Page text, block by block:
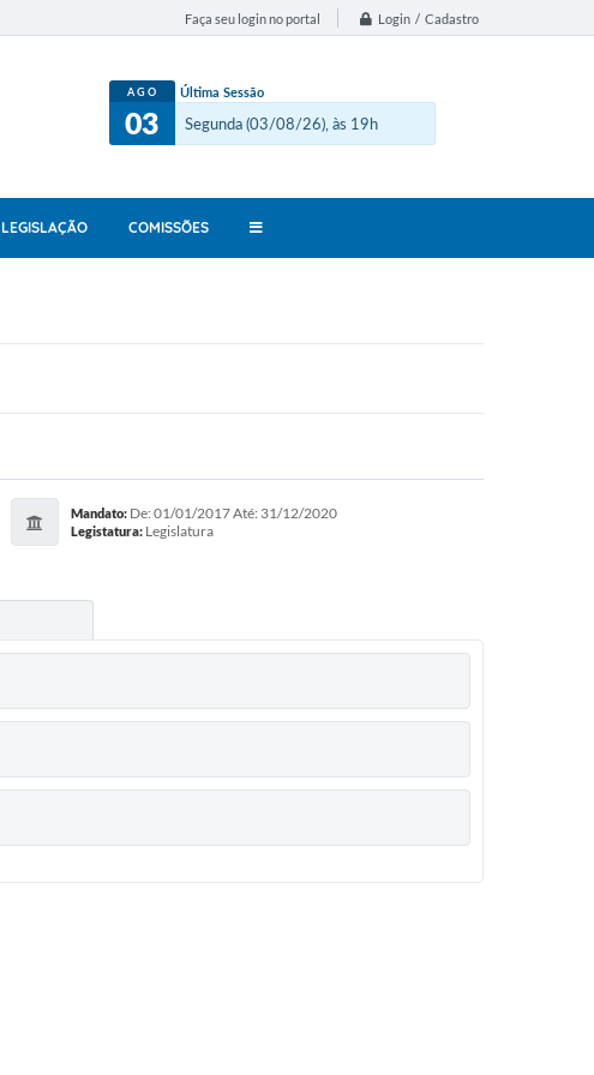
Faça seu login no portal Login / Cadastro
AGO
03
Última Sessão
Segunda (03/08/26), às 19h
LEGISLAÇÃO COMISSÕES
Mandato:De: 01/01/2017 Até: 31/12/2020
Legistatura:Legislatura